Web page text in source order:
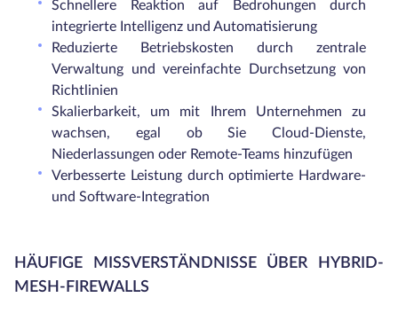
Schnellere Reaktion auf Bedrohungen durch
integrierte Intelligenz und Automatisierung
Reduzierte Betriebskosten durch zentrale
Verwaltung und vereinfachte Durchsetzung von
Richtlinien
Skalierbarkeit, um mit Ihrem Unternehmen zu
wachsen, egal ob Sie Cloud-Dienste,
Niederlassungen oder Remote-Teams hinzufügen
Verbesserte Leistung durch optimierte Hardware-
und Software-Integration
HÄUFIGE MISSVERSTÄNDNISSE ÜBER HYBRID-
MESH-FIREWALLS